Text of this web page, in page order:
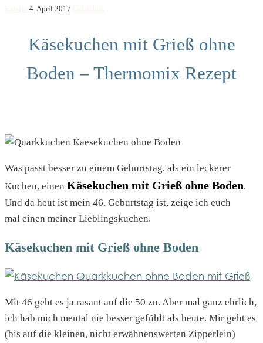
4. April 2017
Käsekuchen mit Grieß ohne
Boden – Thermomix Rezept
Was passt besser zu einem Geburtstag, als ein leckerer
Kuchen, einen Käsekuchen mit Grieß ohne Boden.
Und da heut ist mein 46. Geburtstag ist, zeige ich euch
mal einen meiner Lieblingskuchen.
Käsekuchen mit Grieß ohne Boden
Mit 46 geht es ja rasant auf die 50 zu. Aber mal ganz ehrlich,
ich hab mich mental nie besser gefühlt als heute. Mir geht es
(bis auf die kleinen, nicht erwähnenswerten Zipperlein)